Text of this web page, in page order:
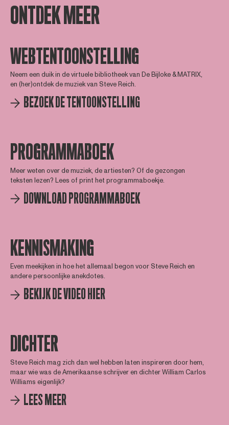
ONTDEK MEER
WEBTENTOONSTELLING
Neem een duik in de virtuele bibliotheek van De Bijloke & MATRIX,
en (her)ontdek de muziek van Steve Reich.
BEZOEK DE TENTOONSTELLING
PROGRAMMABOEK
Meer weten over de muziek, de artiesten? Of de gezongen
teksten lezen? Lees of print het programmaboekje.
DOWNLOAD PROGRAMMABOEK
KENNISMAKING
Even meekijken in hoe het allemaal begon voor Steve Reich en
andere persoonlijke anekdotes.
BEKIJK DE VIDEO HIER
DICHTER
Steve Reich mag zich dan wel hebben laten inspireren door hem,
maar wie was de Amerikaanse schrijver en dichter William Carlos
Williams eigenlijk?
LEES MEER